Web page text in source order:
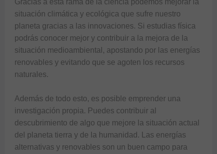
Gracias a esta rama de la ciencia podemos mejorar la
situación climática y ecológica que sufre nuestro
planeta gracias a las innovaciones. Si estudias física
podrás conocer mejor y contribuir a la mejora de la
situación medioambiental, apostando por las energías
renovables y evitando que se agoten los recursos
naturales.
Además de todo esto, es posible emprender una
investigación propia. Puedes contribuir al
descubrimiento de algo que mejore la situación actual
del planeta tierra y de la humanidad. Las energías
alternativas y renovables son un buen campo para